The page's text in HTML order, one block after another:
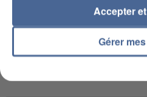
L’UN DES FONDATEURS
Gérer
Accepter